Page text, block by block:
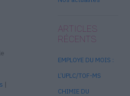
|
ARTICLES
RÉCENTS
EMPLOYE DU MOIS :
L’UPLC/TOF-MS
CHIMIE DU